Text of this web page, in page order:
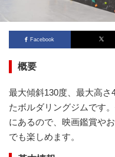
Facebook
概要
最大傾斜130度、最大高さ
たボルダリングジムです
にあるので、映画鑑賞や
でも楽しめます。